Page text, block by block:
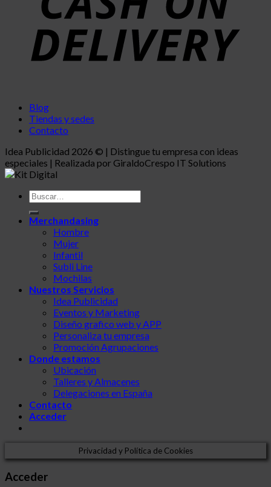
Blog
Tiendas y sedes
Contacto
Idea Publicidad 2026 © | Distingue tu empresa con ideas
especiales | Realizada por GiraldoCrespo IT Solutions
Buscar
por:
Merchandasing
Hombre
Mujer
Infantil
Subli Line
Mochilas
Nuestros Servicios
Idea Publicidad
Eventos y Marketing
Diseño grafico web y APP
Personaliza tu empresa
Promoción Agrupaciones
Donde estamos
Ubicación
Talleres y Almacenes
Delegaciones en España
Contacto
Acceder
Privacidad y Política de Cookies
Acceder